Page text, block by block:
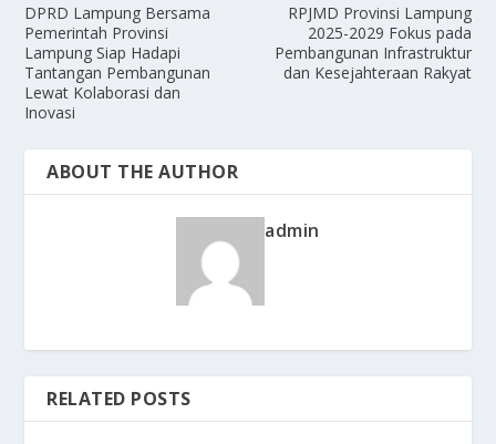
DPRD Lampung Bersama
Pemerintah Provinsi
Lampung Siap Hadapi
Tantangan Pembangunan
Lewat Kolaborasi dan
Inovasi
RPJMD Provinsi Lampung
2025-2029 Fokus pada
Pembangunan Infrastruktur
dan Kesejahteraan Rakyat
ABOUT THE AUTHOR
admin
RELATED POSTS